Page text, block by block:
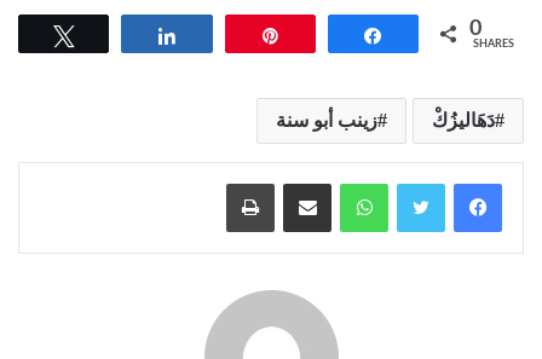
Share 0
SHARES
دَهَاليزُكْ زينب أبو سنة
واتساب مشاركة عبر البريد طباعة